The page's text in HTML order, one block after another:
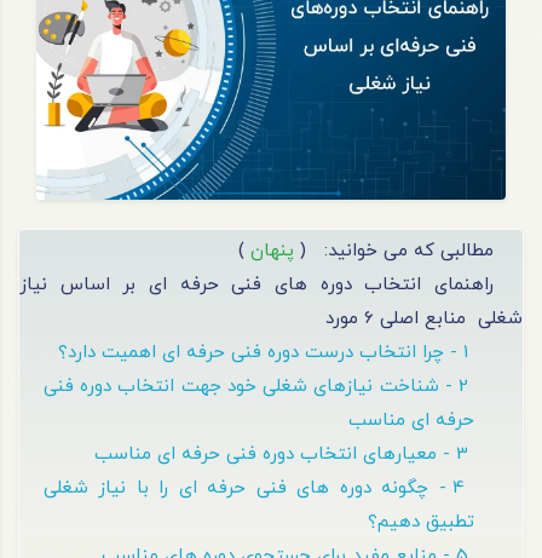
مطالبی که می خوانید: ( پنهان )
راهنمای انتخاب دوره های فنی حرفه ای بر اساس نیاز
شغلی منابع اصلی 6 مورد
2 - شناخت نیازهای شغلی خود جهت انتخاب دوره فنی
حرفه ای مناسب
4 - چگونه دوره های فنی حرفه ای را با نیاز شغلی
تطبیق دهیم؟